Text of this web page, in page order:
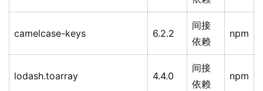
camelcase-keys 6.2.2
间接
依赖
npm
lodash.toarray 4.4.0
间接
依赖
npm